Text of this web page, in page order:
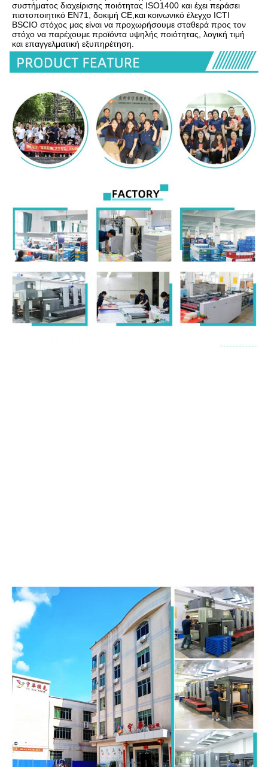
συστήματος διαχείρισης ποιότητας ISO1400 και έχει περάσει
πιστοποιητικό EN71, δοκιμή CE,και κοινωνικό έλεγχο ICTI
BSCIΟ στόχος μας είναι να προχωρήσουμε σταθερά προς τον
στόχο να παρέχουμε προϊόντα υψηλής ποιότητας, λογική τιμή
και επαγγελματική εξυπηρέτηση.